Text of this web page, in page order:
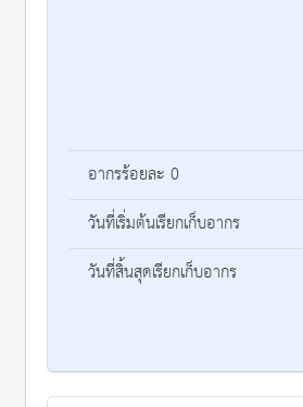
อากรร้อยละ 0
วันที่เริ่มต้นเรียกเก็บอากร
วันที่สิ้นสุดเรียกเก็บอากร